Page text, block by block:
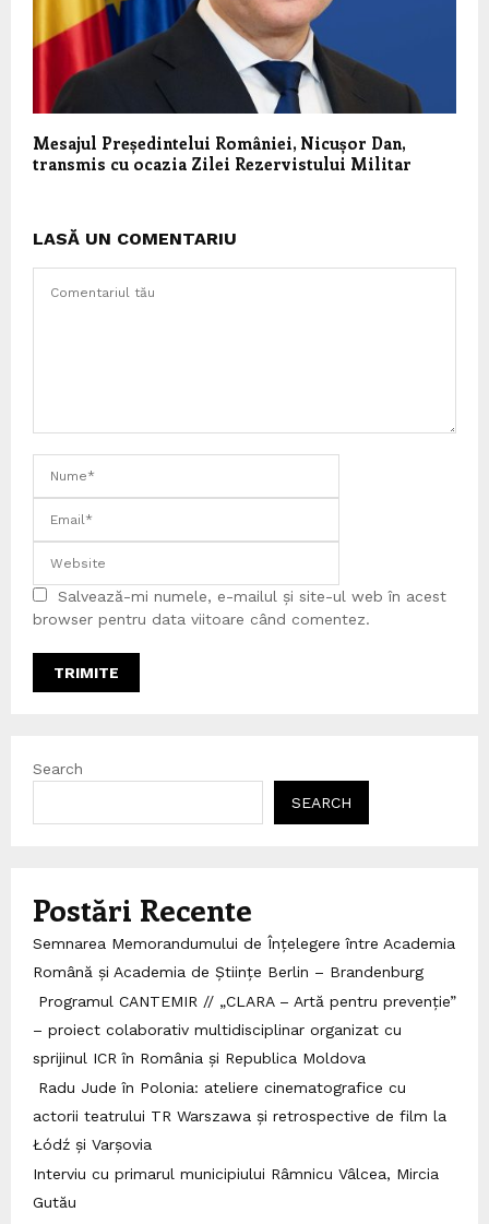
Mesajul Președintelui României, Nicușor Dan,
transmis cu ocazia Zilei Rezervistului Militar
LASĂ UN COMENTARIU
Salvează-mi numele, e-mailul și site-ul web în acest
browser pentru data viitoare când comentez.
Search
SEARCH
Postări Recente
Semnarea Memorandumului de Înțelegere între Academia
Română și Academia de Științe Berlin – Brandenburg
Programul CANTEMIR // „CLARA – Artă pentru prevenție”
– proiect colaborativ multidisciplinar organizat cu
sprijinul ICR în România și Republica Moldova
Radu Jude în Polonia: ateliere cinematografice cu
actorii teatrului TR Warszawa și retrospective de film la
Łódź și Varșovia
Interviu cu primarul municipiului Râmnicu Vâlcea, Mircia
Gutău